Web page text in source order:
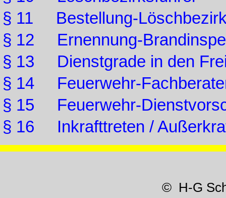
§ 11 Bestellung-
§ 12 Ernennung-
§ 13 Dienstgrade in den
§ 14 Feuerwehr-
§ 15 Feuerwehr-
§ 16 Inkrafttreten /
© H-G